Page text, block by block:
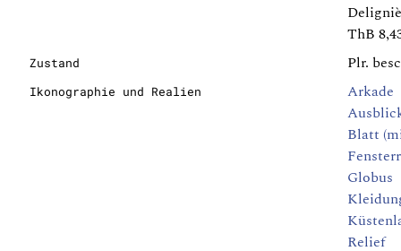
ThB
Zustand Plr.
Ikonographie und Realien
Arkade
Blatt
Globus
Relief